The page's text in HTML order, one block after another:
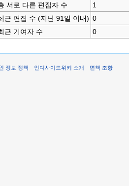
서로 다른 편집자 수
1
근 편집 수 (지난 91일 이내) 0
근 기여자 수
0
정보 정책 인디사이드위키 소개 면책 조항